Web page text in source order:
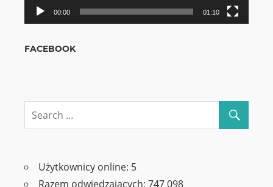
00:00 01:10
FACEBOOK
Użytkownicy online: 5
Razem odwiedzających: 747 098